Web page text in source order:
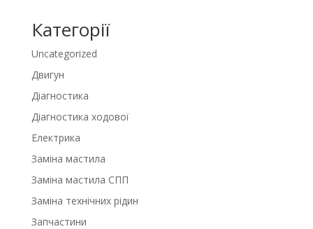
Категорії
Uncategorized
Двигун
Діагностика
Діагностика ходової
Електрика
Заміна мастила
Заміна мастила СПП
Заміна технічних рідин
Запчастини